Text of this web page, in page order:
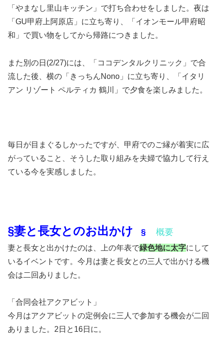
「やまなし里山キッチン」で打ち合わせをしました。夜は
「GU甲府上阿原店」に立ち寄り、「イオンモール甲府昭
和」で買い物をしてから帰路につきました。
また別の日(2/27)には、「ココデンタルクリニック」で合
流した後、横の「きっちんNono」に立ち寄り、「イタリ
アン リゾート ペルティカ 鶴川」で夕食を楽しみました。
毎日が目まぐるしかったですが、甲府でのご縁が着実に広
がっていること、そうした取り組みを夫婦で協力して行え
ている今を実感しました。
§妻と長女とのお出かけ § 概要
妻と長女と出かけたのは、上の年表で緑色地に太字にして
いるイベントです。今月は妻と長女との三人で出かける機
会は二回ありました。
「合同会社アクアビット」
今月はアクアビットの定例会に三人で参加する機会が二回
ありました。2日と16日に。